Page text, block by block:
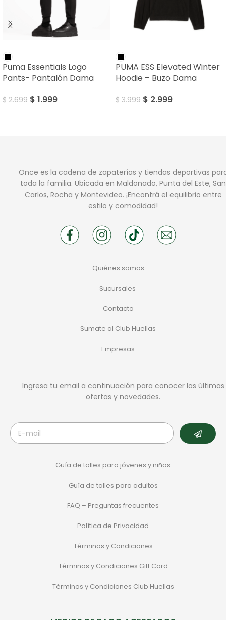
Puma Essentials Logo
Pants- Pantalón Dama
$2.699 $ 1.999
PUMA ESS Elevated Winter
Hoodie – Buzo Dama
$3.999 $ 2.999
Once es la cadena de zapaterías y tiendas deportivas
toda la familia. Ubicada en Maldonado, Punta del Este, San
Carlos, Rocha y Montevideo. ¡Encontrá el equilibrio entre
estilo y comodidad!
Quiénes somos
Sucursales
Contacto
Sumate al Club Huellas
Empresas
Ingresa tu email a continuación para conocer las últimas
ofertas y novedades.
Guía de talles para jóvenes y niños
Guía de talles para adultos
FAQ – Preguntas frecuentes
Política de Privacidad
Términos y Condiciones
Términos y Condiciones Gift Card
Términos y Condiciones Club Huellas